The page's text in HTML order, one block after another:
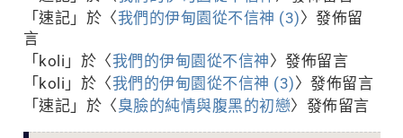
「速記 」於〈我們的伊甸園從不信神 (3)〉發佈留
言
「koli 」於〈我們的伊甸園從不信神〉發佈留言
「koli 」於〈我們的伊甸園從不信神 (3)〉發佈留言
「速記 」於〈臭臉的純情與腹黑的初戀〉發佈留言